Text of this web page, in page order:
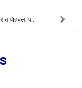
पोहचला प...